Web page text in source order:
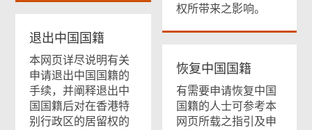
权所带来之影响。
退出中国国籍
本网页详尽说明有关
申请退出中国国籍的
手续，并阐释退出中
国国籍后对在香港特
别行政区的居留权的
恢复中国国籍
有需要申请恢复中国
国籍的人士可参考本
网页所载之指引及申